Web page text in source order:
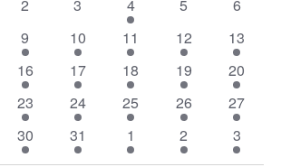
2
Veranstaltungen
3
Veranstaltung
4 5
6
1
Veranstaltung
9
1
Veranstaltung
10
1
Veranstaltung
11
1
Veranstaltung
12
1
13
1
Veranstaltung
16
1
Veranstaltung
17
1
Veranstaltung
18
1
Veranstaltung
19
1
20
1
Veranstaltung
23
1
Veranstaltung
24
1
Veranstaltung
25
1
Veranstaltung
26
1
27
1
Veranstaltung
30
1
Veranstaltung
31
1
Veranstaltung
1
1
Veranstaltung
2
1
3